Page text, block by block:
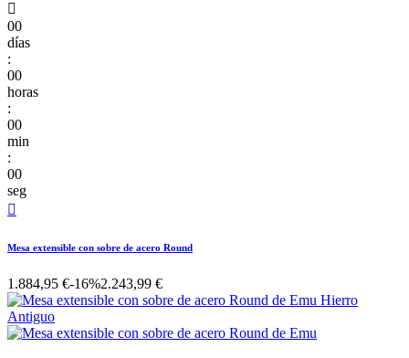

00
días
:
00
horas
:
00
min
:
00
seg

Mesa extensible con sobre de acero Round
1.884,95 €-16%2.243,99 €